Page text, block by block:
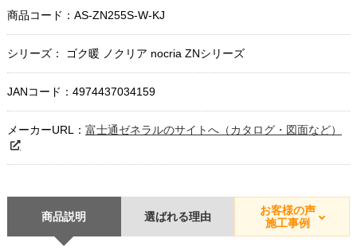
商品コード： AS-ZN255S-W-KJ
シリーズ： ゴク暖 ノクリア nocria ZNシリーズ
JANコード：4974437034159
メーカーURL： 富士通ゼネラルのサイトへ（カタログ・図面など）
商品説明 選ばれる理由
お客様の声
施工事例